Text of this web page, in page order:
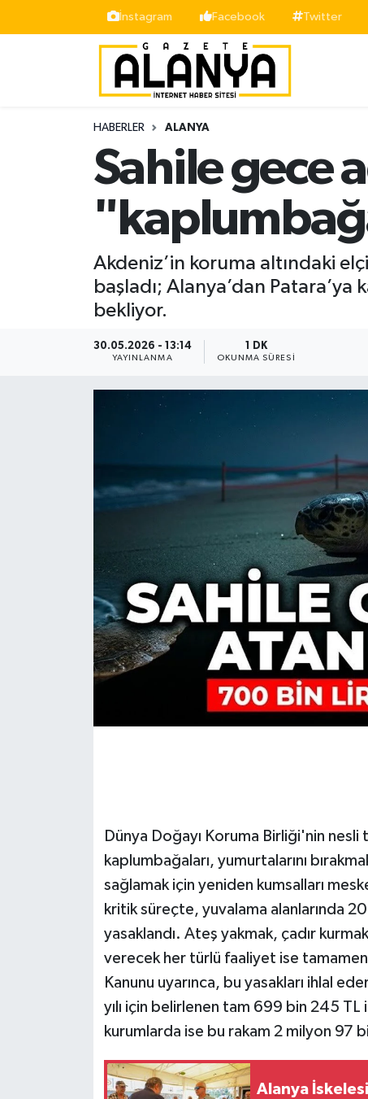
İnstagram Facebook Twitter
HABERLER ALANYA
Sahile gece
Akdeniz’in koruma altındaki
başladı; Alanya’dan
bekliyor.
30.05.2026 - 13:14
YAYINLANMA
1 DK
OKUNMA SÜRESI
Dünya Doğayı Koruma Birliği'nin
kaplumbağaları, yumurtalarını
sağlamak için yeniden kumsalları
kritik süreçte, yuvalama alanlarında
yasaklandı. Ateş yakmak, çadır
verecek her türlü faaliyet ise tamamen
Kanunu uyarınca, bu yasakları ihlal
yılı için belirlenen tam 699 bin 245 TL
kurumlarda ise bu rakam 2 milyon 97
Alanya
Ekonomi
Gazipaşa
İstanbul Nöbetçi Eczaneler
İstanbul Hava Durumu
Süper Lig Puan Durumu ve Fikstür
Tüm Manşetler
Son Dakika Haberleri
Haber Arşivi